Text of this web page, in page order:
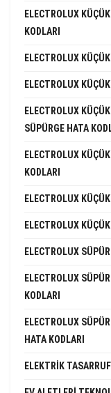
ELECTROLUX
KODLARI
ELECTROLUX
ELECTROLUX
ELECTROLUX
SÜPÜRGE HATA
ELECTROLUX
KODLARI
ELECTROLUX
ELECTROLUX
ELECTROLUX
ELECTROLUX
KODLARI
ELECTROLUX
HATA KODLARI
ELEKTRIK